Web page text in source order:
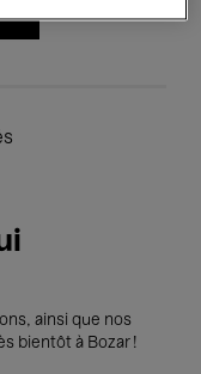
ainsi que nos
bientôt à Bozar !